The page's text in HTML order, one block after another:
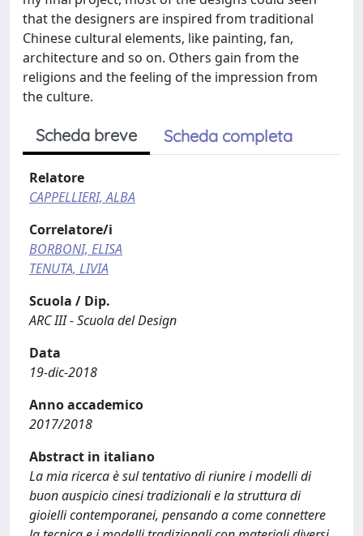
that the designers are inspired from traditional
Chinese cultural elements, like painting, fan,
architecture and so on. Others gain from the
religions and the feeling of the impression from
the culture.
Scheda breve Scheda completa
Relatore
CAPPELLIERI, ALBA
Correlatore/i
BORBONI, ELISA
TENUTA, LIVIA
Scuola / Dip.
ARC III - Scuola del Design
Data
19-dic-2018
Anno accademico
2017/2018
Abstract in italiano
La mia ricerca è sul tentativo di riunire i modelli di
buon auspicio cinesi tradizionali e la struttura di
gioielli contemporanei, pensando a come connettere